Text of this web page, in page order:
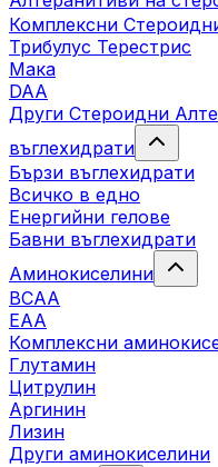
Комплексни
Трибулус Терестрис
Maка
DAA
Други Стероидни
въглехидрати
Бързи въглехидрати
Всичко в едно
Енергийни гелове
Бавни въглехидрати
Аминокиселини
BCAA
EAA
Комплексни
Глутамин
Цитрулин
Аргинин
Лизин
Други аминокиселини